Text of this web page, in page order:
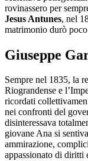
rovinassero per
Jesus Antunes, nel
matrimonio durò
Giuseppe
Sempre nel 1835, la
Riograndense e
ricordati
nei confronti del
disinteressava
giovane Ana si sentiva
ammirazione,
appassionato di diritti